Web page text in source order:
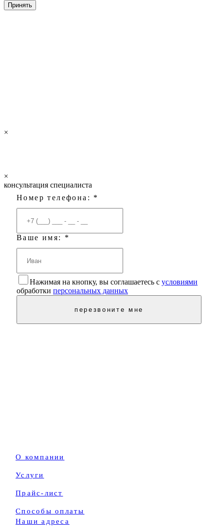
Принять
×
×
консультация специалиста
Номер телефона: *
Ваше имя: *
Нажимая на кнопку, вы соглашаетесь с условиями
обработки персональных данных
перезвоните мне
О компании
Услуги
Прайс-лист
Способы оплаты
Наши адреса